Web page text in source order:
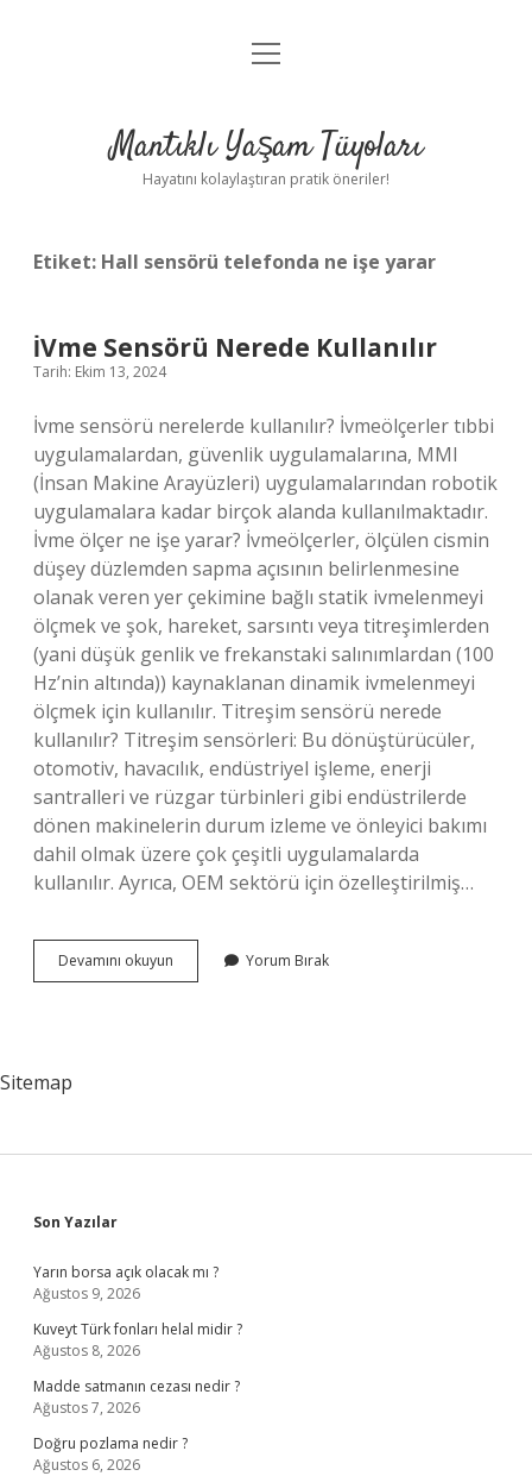
Anasayfa
Yasal Uyarı
menüyü
Mantıklı Yaşam Tüyoları
Hayatını kolaylaştıran pratik öneriler!
Etiket: Hall sensörü telefonda ne işe yarar
İVme Sensörü Nerede Kullanılır
Tarih: Ekim 13, 2024
İvme sensörü nerelerde kullanılır? İvmeölçerler tıbbi
uygulamalardan, güvenlik uygulamalarına, MMI
(İnsan Makine Arayüzleri) uygulamalarından robotik
uygulamalara kadar birçok alanda kullanılmaktadır.
İvme ölçer ne işe yarar? İvmeölçerler, ölçülen cismin
düşey düzlemden sapma açısının belirlenmesine
olanak veren yer çekimine bağlı statik ivmelenmeyi
ölçmek ve şok, hareket, sarsıntı veya titreşimlerden
(yani düşük genlik ve frekanstaki salınımlardan (100
Hz’nin altında)) kaynaklanan dinamik ivmelenmeyi
ölçmek için kullanılır. Titreşim sensörü nerede
kullanılır? Titreşim sensörleri: Bu dönüştürücüler,
otomotiv, havacılık, endüstriyel işleme, enerji
santralleri ve rüzgar türbinleri gibi endüstrilerde
dönen makinelerin durum izleme ve önleyici bakımı
dahil olmak üzere çok çeşitli uygulamalarda
kullanılır. Ayrıca, OEM sektörü için özelleştirilmiş…
Devamını okuyun
Sensörü
Yorum Bırak
Sitemap
Sidebar
Son Yazılar
Yarın borsa açık olacak mı ?
Ağustos 9, 2026
Kuveyt Türk fonları helal midir ?
Ağustos 8, 2026
Madde satmanın cezası nedir ?
Ağustos 7, 2026
Doğru pozlama nedir ?
Ağustos 6, 2026